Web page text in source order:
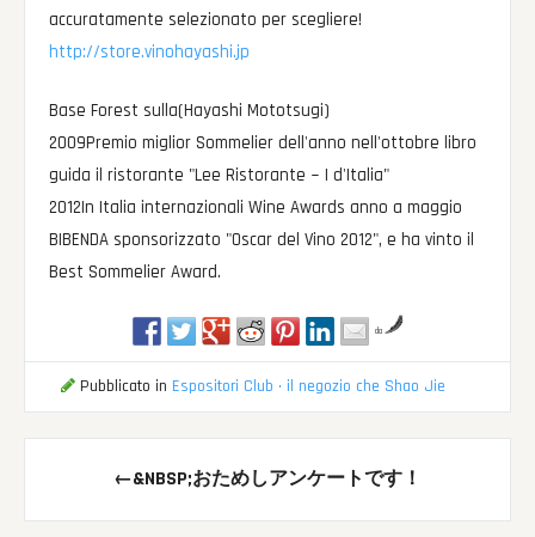
accuratamente selezionato per scegliere!
http://store.vinohayashi.jp
Base Forest sulla(Hayashi Mototsugi)
2009Premio miglior Sommelier dell'anno nell'ottobre libro
guida il ristorante "Lee Ristorante ~ I d'Italia"
2012In Italia internazionali Wine Awards anno a maggio
BIBENDA sponsorizzato "Oscar del Vino 2012", e ha vinto il
Best Sommelier Award.
da
Pubblicato in Espositori Club · il negozio che Shao Jie
Messaggio
di
←&NBSP;おためしアンケートです！